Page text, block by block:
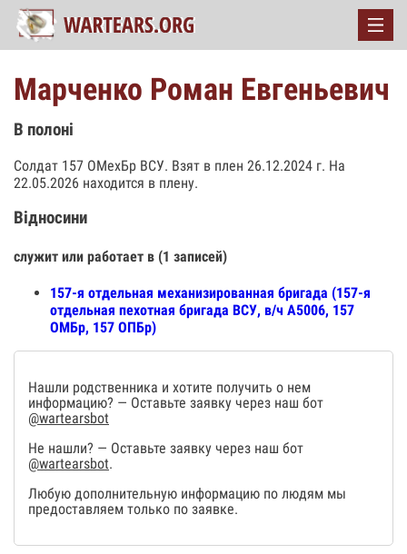
Марченко Роман Евгеньевич
В полоні
Солдат 157 ОМехБр ВСУ. Взят в плен 26.12.2024 г. На
22.05.2026 находится в плену.
Відносини
служит или работает в (1 записей)
157-я отдельная механизированная бригада (157-я
отдельная пехотная бригада ВСУ, в/ч А5006, 157
ОМБр, 157 ОПБр)
Нашли родственника и хотите получить о нем
информацию? — Оставьте заявку через наш бот
@wartearsbot
Не нашли? — Оставьте заявку через наш бот
@wartearsbot.
Любую дополнительную информацию по людям мы
предоставляем только по заявке.